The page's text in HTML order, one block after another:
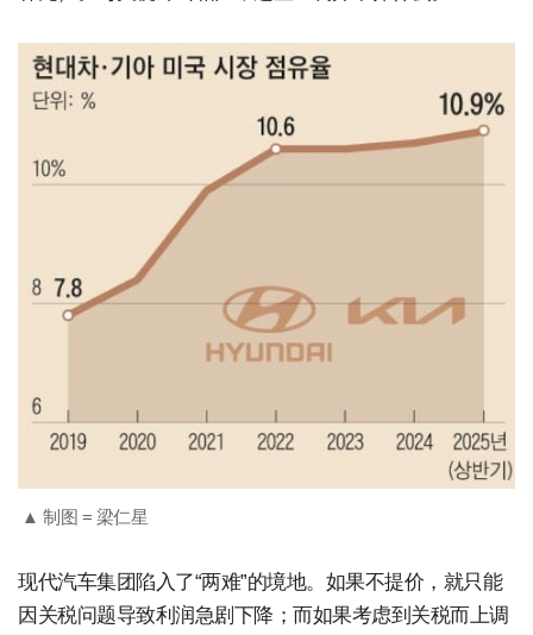
▲ 制图 = 梁仁星
现代汽车集团陷入了“两难”的境地。如果不提价，就只能
因关税问题导致利润急剧下降；而如果考虑到关税而上调